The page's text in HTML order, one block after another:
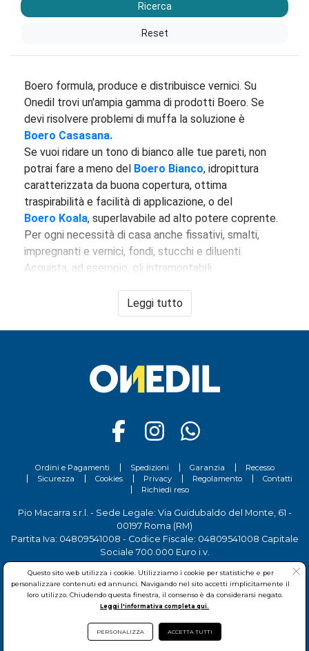
Ricerca
Reset
Boero formula, produce e distribuisce vernici. Su
Onedil trovi un'ampia gamma di prodotti Boero. Se
devi risolvere problemi di muffa la soluzione è
Boero Casasana.
Se vuoi ridare un tono di bianco alle tue pareti, non
potrai fare a meno del Boero Bianco, idropittura
caratterizzata da buona copertura, ottima
traspirabilità e facilità di applicazione, o del
Boero Koala, superlavabile ad alto potere coprente.
Per ogni necessità di casa anche fissativi, smalti,
impregnanti e vernici, fondi, stucchi e diluenti.
Acquista, ad esempio, gli intramontabili
applicabile direttamente sulla ruggine, oppure
smalto sintetico, brillante per
manufatti in ferro e legno. E per qualsiasi dubbio,
Leggi tutto
Ordini e Pagamenti Spedizioni Garanzia
Recesso
Sicurezza
Cookies Privacy Regolamento
Contatti
Richiedi reso
Pio Macarra s.r.l. - Sede Legale: Via Guidubaldo del Monte, 61 -
00197 Roma (RM)
Partita Iva: 04809541008 - Codice Fiscale: 04809541008 Capitale
Sociale 700.000 Euro i.v.
Tel.06 81156444- Sede Operativa: Via delle Imprese, 7 - 00030
San Cesareo (RM)
Questo sito web utilizza i cookie. Utilizziamo i cookie per statistiche e per
personalizzare contenuti ed annunci. Navigando nel sito accetti implicitamente il
loro utilizzo. Chiudendo questa finestra, il consenso è da considerarsi negato.
Leggi l'informativa completa qui.
PERSONALIZZA ACCETTA TUTTI